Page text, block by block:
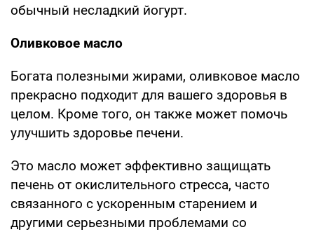
обычный несладкий йогурт.
Оливковое масло
Богата полезными жирами, оливковое масло
прекрасно подходит для вашего здоровья в
целом. Кроме того, он также может помочь
улучшить здоровье печени.
Это масло может эффективно защищать
печень от окислительного стресса, часто
связанного с ускоренным старением и
другими серьезными проблемами со